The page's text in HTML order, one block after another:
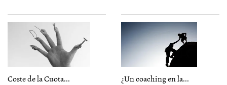
Coste de la Cuota... ¿Un coaching en la...